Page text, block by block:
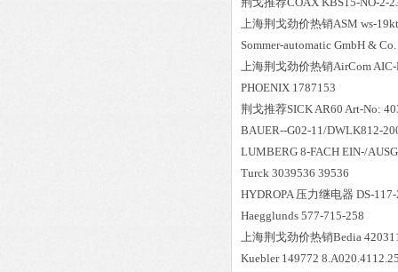
上海荆戈劲价热销ASM ws-
Sommer-automatic GmbH &
上海荆戈劲价热销AirCom
PHOENIX 1787153
荆戈推荐SICK AR60 Art-No:
BAUER--G02-11/DWLK812-
LUMBERG 8-FACH EIN-/
Turck 3039536 39536
HYDROPA 压力继电器 DS-
Haegglunds 577-715-
上海荆戈劲价热销Bedia
Kuebler 149772